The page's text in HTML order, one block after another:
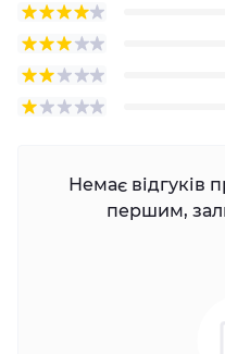
Немає відгуків
першим,